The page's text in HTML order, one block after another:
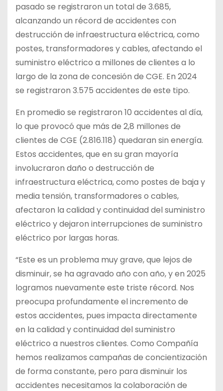
pasado se registraron un total de 3.685,
alcanzando un récord de accidentes con
destrucción de infraestructura eléctrica, como
postes, transformadores y cables, afectando el
suministro eléctrico a millones de clientes a lo
largo de la zona de concesión de CGE. En 2024
se registraron 3.575 accidentes de este tipo.
En promedio se registraron 10 accidentes al día,
lo que provocó que más de 2,8 millones de
clientes de CGE (2.816.118) quedaran sin energía.
Estos accidentes, que en su gran mayoría
involucraron daño o destrucción de
infraestructura eléctrica, como postes de baja y
media tensión, transformadores o cables,
afectaron la calidad y continuidad del suministro
eléctrico y dejaron interrupciones de suministro
eléctrico por largas horas.
“Este es un problema muy grave, que lejos de
disminuir, se ha agravado año con año, y en 2025
logramos nuevamente este triste récord. Nos
preocupa profundamente el incremento de
estos accidentes, pues impacta directamente
en la calidad y continuidad del suministro
eléctrico a nuestros clientes. Como Compañía
hemos realizamos campañas de concientización
de forma constante, pero para disminuir los
accidentes necesitamos la colaboración de